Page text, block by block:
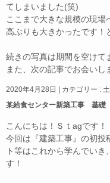
てしまいました(笑)
ここまで大きな規模の現
高ぶりも大きかったです！
続きの写真は期間を空けて
また、次の記事でお会いし
2020年4月28日 カテゴリー :
某給食センター新築工事 基礎
こんにちは！Ｓ
今回は『建築工事』の初投
ト等はこれから学んでい
す！